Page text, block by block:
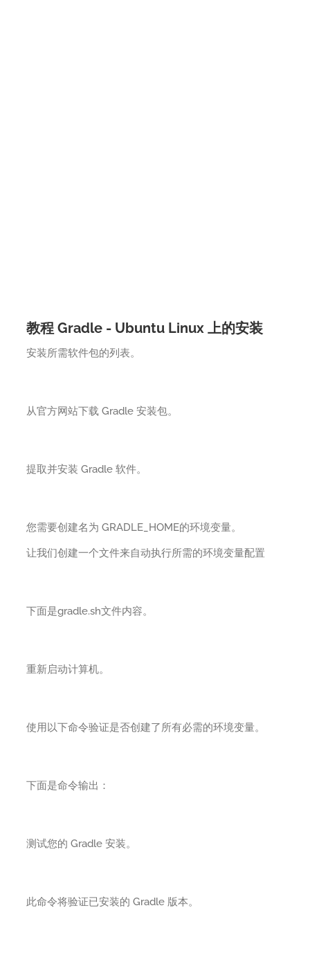
教程 Gradle - Ubuntu Linux 上的安装
安装所需软件包的列表。
从官方网站下载 Gradle 安装包。
提取并安装 Gradle 软件。
您需要创建名为 GRADLE_HOME的环境变量。
让我们创建一个文件来自动执行所需的环境变量配置
下面是gradle.sh文件内容。
重新启动计算机。
使用以下命令验证是否创建了所有必需的环境变量。
下面是命令输出：
测试您的 Gradle 安装。
此命令将验证已安装的 Gradle 版本。